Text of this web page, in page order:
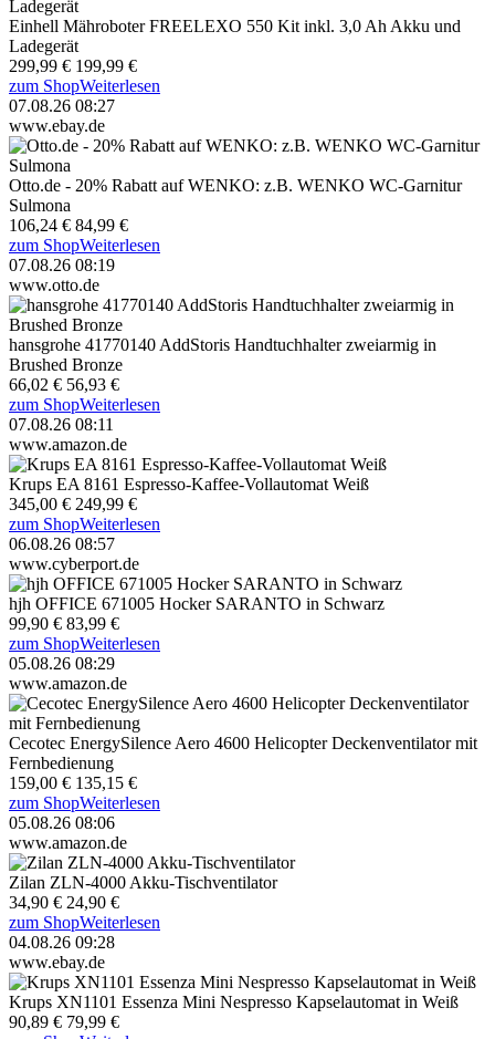
Einhell Mähroboter FREELEXO 550 Kit inkl. 3,0 Ah Akku und
Ladegerät
299,99 € 199,99 €
zum ShopWeiterlesen
07.08.26 08:27
www.ebay.de
Otto.de - 20% Rabatt auf WENKO: z.B. WENKO WC-Garnitur
Sulmona
106,24 € 84,99 €
zum ShopWeiterlesen
07.08.26 08:19
www.otto.de
hansgrohe 41770140 AddStoris Handtuchhalter zweiarmig in
Brushed Bronze
66,02 € 56,93 €
zum ShopWeiterlesen
07.08.26 08:11
www.amazon.de
Krups EA 8161 Espresso-Kaffee-Vollautomat Weiß
345,00 € 249,99 €
zum ShopWeiterlesen
06.08.26 08:57
www.cyberport.de
hjh OFFICE 671005 Hocker SARANTO in Schwarz
99,90 € 83,99 €
zum ShopWeiterlesen
05.08.26 08:29
www.amazon.de
Cecotec EnergySilence Aero 4600 Helicopter Deckenventilator mit
Fernbedienung
159,00 € 135,15 €
zum ShopWeiterlesen
05.08.26 08:06
www.amazon.de
Zilan ZLN-4000 Akku-Tischventilator
34,90 € 24,90 €
zum ShopWeiterlesen
04.08.26 09:28
www.ebay.de
Krups XN1101 Essenza Mini Nespresso Kapselautomat in Weiß
90,89 € 79,99 €